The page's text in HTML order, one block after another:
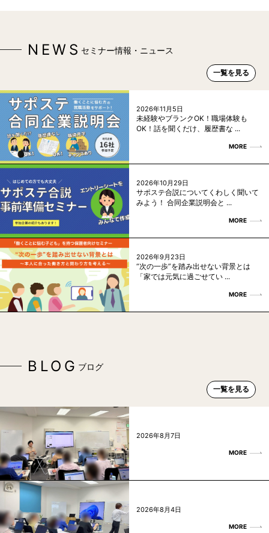
NEWS セミナー情報・ニュース
一覧を見る
2026年11月5日
未経験やブランクOK！職場体験も
OK！話を聞くだけ、履歴書な ...
MORE
2026年10月29日
サポステ合説についてくわしく聞いて
みよう！ 合同企業説明会と ...
MORE
2026年9月23日
“次の一歩”を踏み出せない背景とは
「家では元気に過ごせてい ...
MORE
BLOG ブログ
一覧を見る
2026年8月7日
MORE
2026年8月4日
MORE